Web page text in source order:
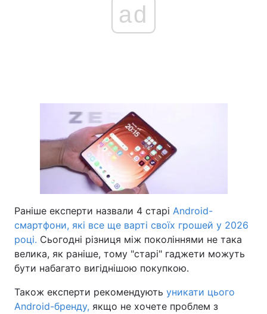
ad
Раніше експерти назвали 4 старі Android-
смартфони, які все ще варті своїх грошей у 2026
році. Сьогодні різниця між поколіннями не така
велика, як раніше, тому "старі" гаджети можуть
бути набагато вигіднішою покупкою.
Також експерти рекомендують уникати цього
Android-бренду, якщо не хочете проблем з